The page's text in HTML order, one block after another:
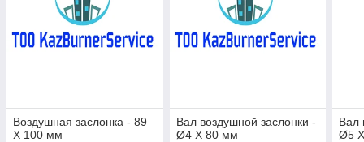
Воздушная заслонка - 89
X 100 мм
Вал воздушной заслонки -
Ø4 X 80 мм
Вал
Ø5